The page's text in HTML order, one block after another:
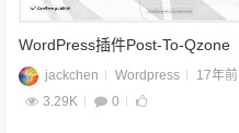
WordPress插件Post-To-Qzone
jackchen Wordpress
17年前
3.29K
0